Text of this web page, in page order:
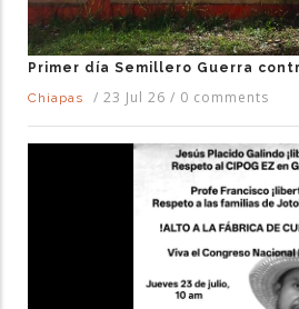
Primer día Semillero Guerra
Chiapas
/ 23 Jul 26 / 0 comments